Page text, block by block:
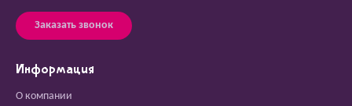
Заказать звонок
Информация
О компании